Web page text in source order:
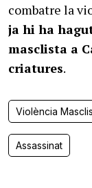
combatre la
ja hi ha
masclista a
criatures.
Violència
Assassinat